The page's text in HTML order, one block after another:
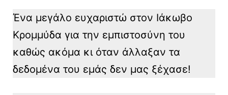
Ένα μεγάλο ευχαριστώ στον Ιάκωβο
Κρομμύδα για την εμπιστοσύνη του
καθώς ακόμα κι όταν άλλαξαν τα
δεδομένα του εμάς δεν μας ξέχασε!